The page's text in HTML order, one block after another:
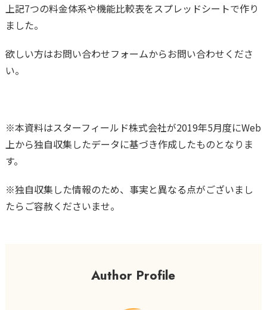
上記7つの料金体系や機能比較表をスプレッドシートで作り
ました。
欲しい方はお問い合わせフォームからお問い合わせくださ
い。
※本資料はスターフィールド株式会社が2019年5月度にWeb
上から独自収集したデータに基づき作成したものとなりま
す。
※独自収集した情報のため、事実と異なる点がございまし
たらご容赦くださいませ。
Author Profile